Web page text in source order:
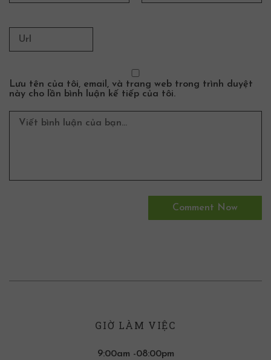
Lưu tên của tôi, email, và trang web trong trình duyệt
này cho lần bình luận kế tiếp của tôi.
GIỜ LÀM VIỆC
9:00am -08:00pm